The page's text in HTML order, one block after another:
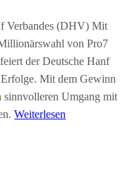
Verbandes (DHV) Mit
von Pro7
der Deutsche Hanf
Mit dem Gewinn
Umgang mit
Weiterlesen